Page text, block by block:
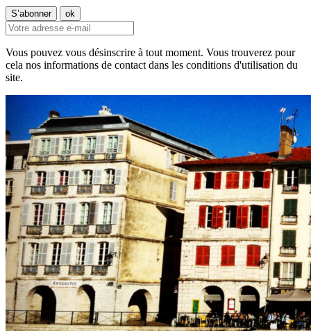
Vous pouvez vous désinscrire à tout moment. Vous trouverez pour
cela nos informations de contact dans les conditions d'utilisation du
site.